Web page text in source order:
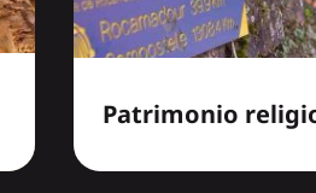
Patrimonio